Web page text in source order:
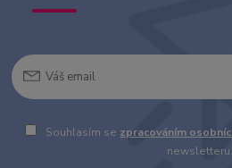
Souhlasím se zpracováním
newsletteru.